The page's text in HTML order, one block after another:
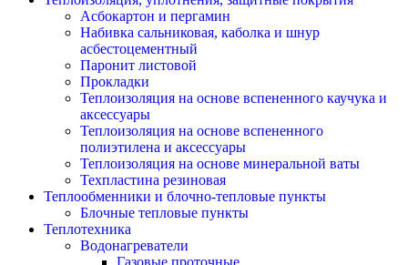
Асбокартон и пергамин
Набивка сальниковая, каболка и шнур
асбестоцементный
Паронит листовой
Прокладки
Теплоизоляция на основе вспененного каучука и
аксессуары
Теплоизоляция на основе вспененного
полиэтилена и аксессуары
Теплоизоляция на основе минеральной ваты
Техпластина резиновая
Теплообменники и блочно-тепловые пункты
Блочные тепловые пункты
Теплотехника
Водонагреватели